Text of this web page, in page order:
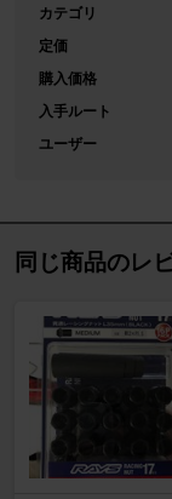
カテゴリ
定価
購入価格
入手ルート
ユーザー
同じ商品のレ